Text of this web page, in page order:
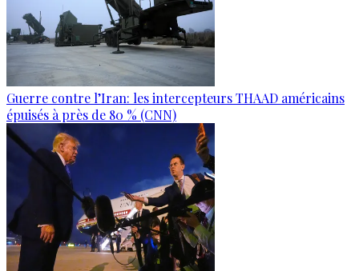
Guerre contre l’Iran: les intercepteurs THAAD américains
épuisés à près de 80 % (CNN)